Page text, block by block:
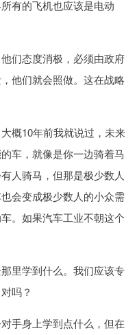
有的飞机也应该是电动
们态度消极，必须由政府
他们就会照做。这在战略
概10年前我就说过，未来
车，就像是你一边骑着马
人骑马，但那是极少数人
会变成极少数人的小众需
。如果汽车工业不朝这个
里学到什么。我们应该专
吗？
手身上学到点什么，但在